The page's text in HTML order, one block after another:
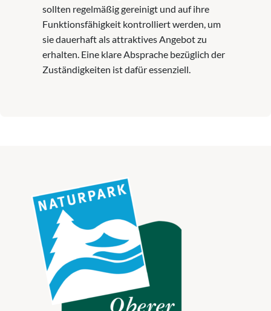
sollten regelmäßig gereinigt und auf ihre
Funktionsfähigkeit kontrolliert werden, um
sie dauerhaft als attraktives Angebot zu
erhalten. Eine klare Absprache bezüglich der
Zuständigkeiten ist dafür essenziell.